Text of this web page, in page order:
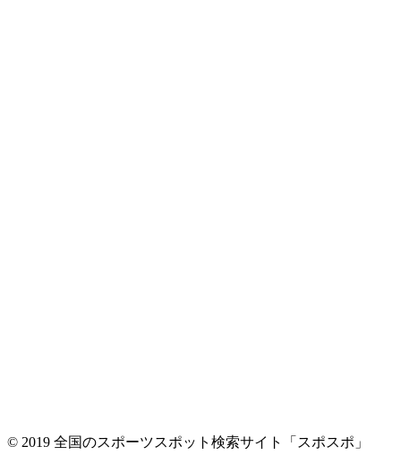
© 2019 全国のスポーツスポット検索サイト「スポスポ」